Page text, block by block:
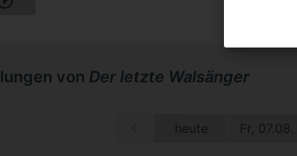
von Der letzte Walsänger
heute Fr, 07.08.